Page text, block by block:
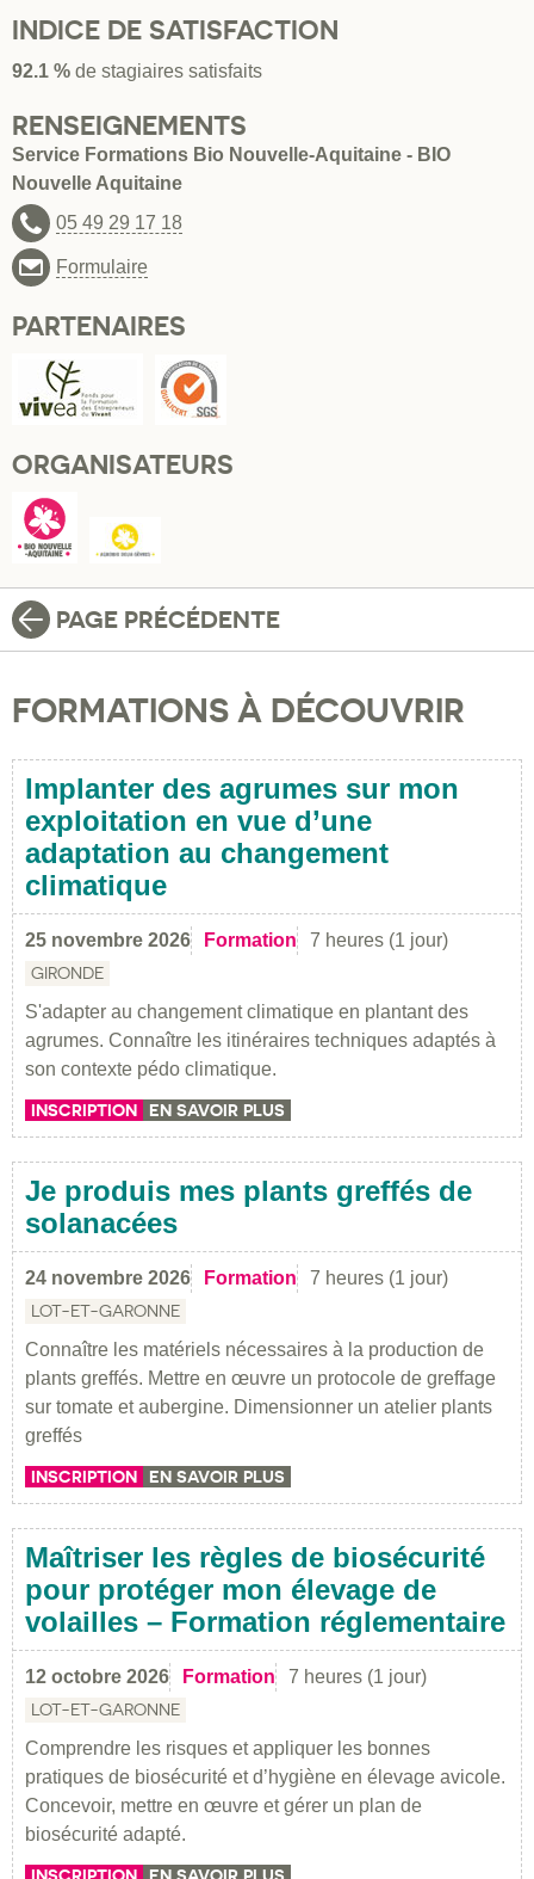
INDICE DE SATISFACTION
92.1 % de stagiaires satisfaits
RENSEIGNEMENTS
Service Formations Bio Nouvelle-Aquitaine - BIO
Nouvelle Aquitaine
05 49 29 17 18
Formulaire
PARTENAIRES
ORGANISATEURS
PAGE PRÉCÉDENTE
FORMATIONS À DÉCOUVRIR
Implanter des agrumes sur mon
exploitation en vue d’une
adaptation au changement
climatique
25 novembre 2026 Formation 7 heures (1 jour)
GIRONDE
S'adapter au changement climatique en plantant des
agrumes. Connaître les itinéraires techniques adaptés à
son contexte pédo climatique.
INSCRIPTION EN SAVOIR PLUS
Je produis mes plants greffés de
solanacées
24 novembre 2026 Formation 7 heures (1 jour)
LOT-ET-GARONNE
Connaître les matériels nécessaires à la production de
plants greffés. Mettre en œuvre un protocole de greffage
sur tomate et aubergine. Dimensionner un atelier plants
greffés
INSCRIPTION EN SAVOIR PLUS
Maîtriser les règles de biosécurité
pour protéger mon élevage de
volailles – Formation réglementaire
12 octobre 2026 Formation 7 heures (1 jour)
LOT-ET-GARONNE
Comprendre les risques et appliquer les bonnes
pratiques de biosécurité et d’hygiène en élevage avicole.
Concevoir, mettre en œuvre et gérer un plan de
biosécurité adapté.
INSCRIPTION EN SAVOIR PLUS